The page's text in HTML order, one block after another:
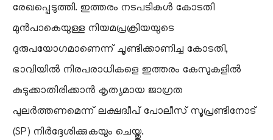
രേഖപ്പെടുത്തി. ഇത്തരം നടപടികൾ കോടതി
മുൻപാകെയുള്ള നിയമപ്രക്രിയയുടെ
ദുരുപയോഗമാണെന്ന് ചൂണ്ടിക്കാണിച്ച കോടതി,
ഭാവിയിൽ നിരപരാധികളെ ഇത്തരം കേസുകളിൽ
കുടുക്കാതിരിക്കാൻ കൃത്യമായ ജാഗ്രത
പുലർത്തണമെന്ന് ലക്ഷദ്വീപ് പോലീസ് സൂപ്രണ്ടിനോട്
(SP) നിർദ്ദേശിക്കുകയും ചെയ്തു.